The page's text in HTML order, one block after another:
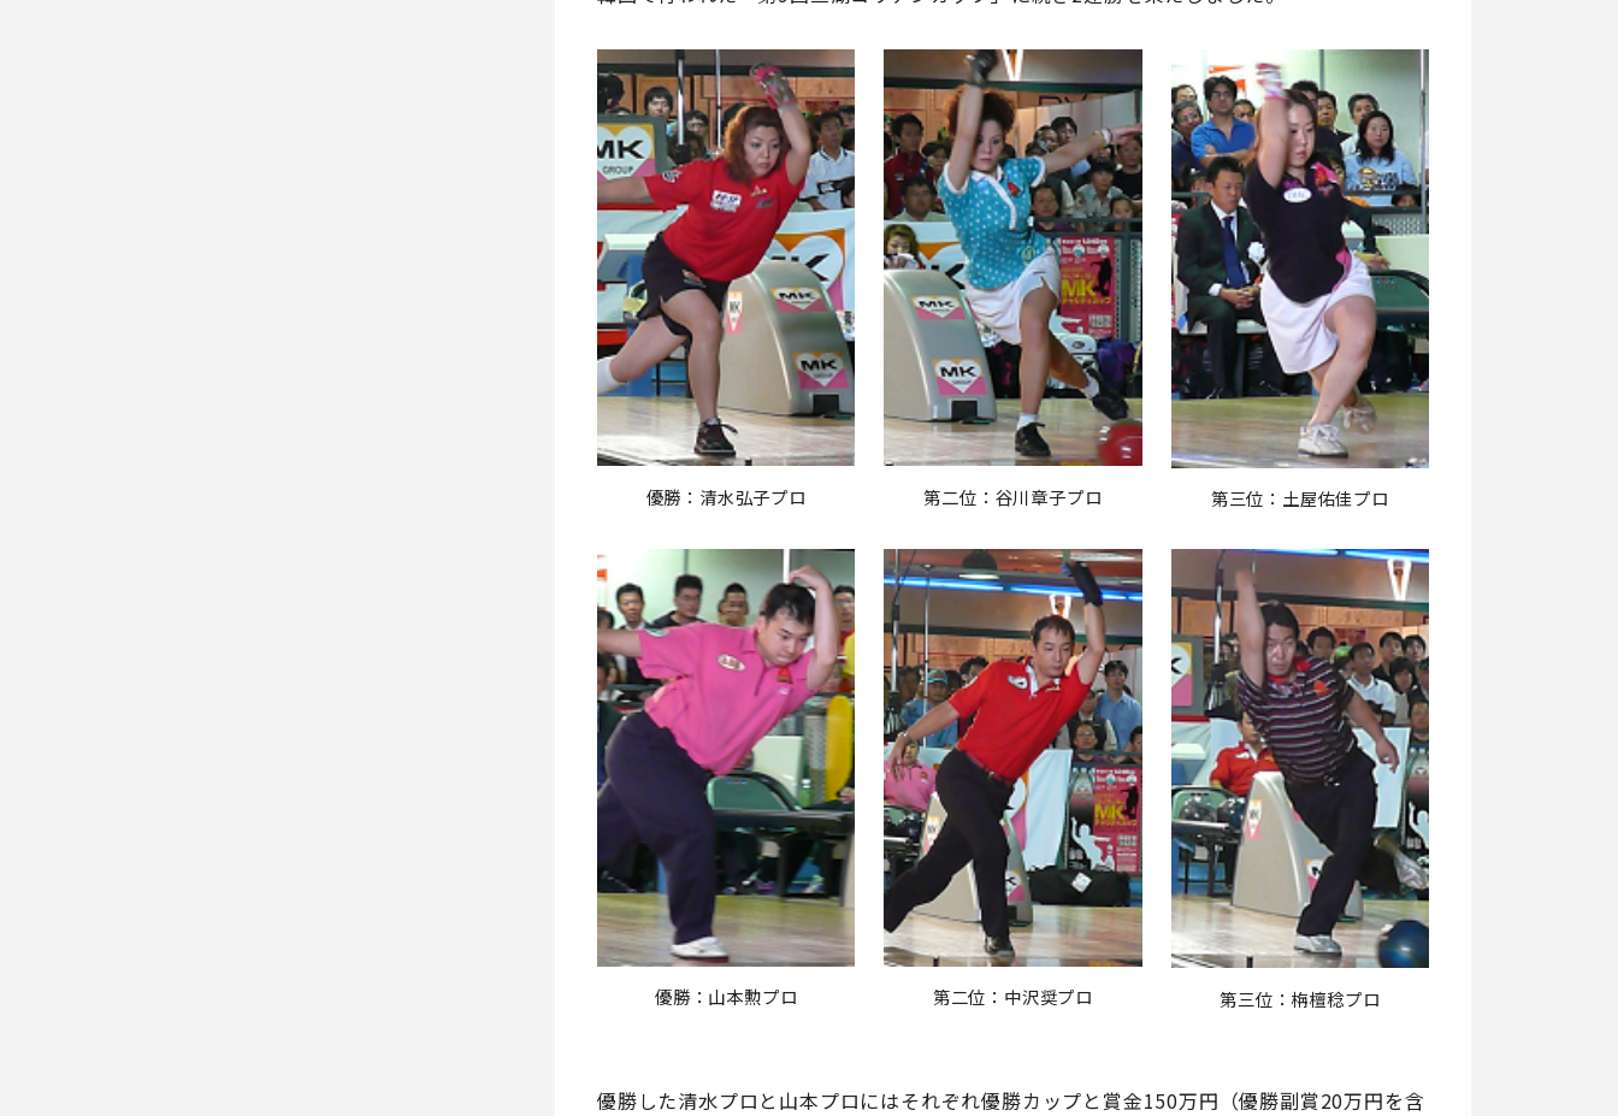
優勝：清水弘子プロ 第二位：谷川章子プロ 第三位：土屋佑佳プロ
優勝：山本勲プロ 第二位：中沢奨プロ 第三位：栴檀稔プロ
優勝した清水プロと山本プロにはそれぞれ優勝カップと賞金150万円（優勝副賞20万円を含